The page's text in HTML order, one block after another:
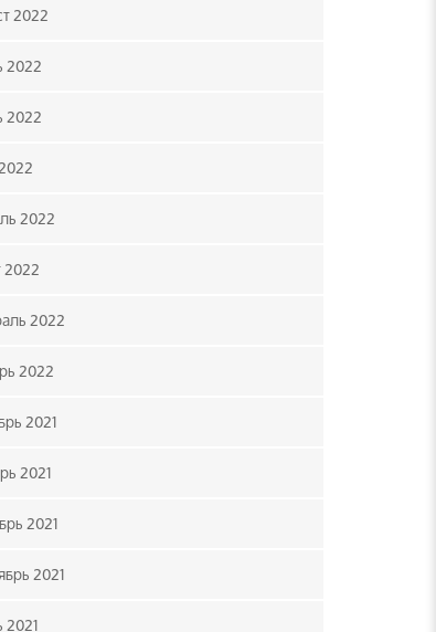
2022
2022
2022
2022
2021
2021
2021
2021